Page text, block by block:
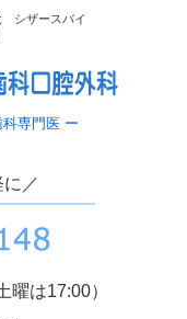
ザースバイ
／
曜は17:00）